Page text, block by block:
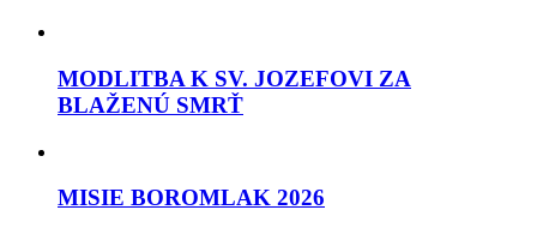
MODLITBA K SV. JOZEFOVI ZA
BLAŽENÚ SMRŤ
MISIE BOROMLAK 2026